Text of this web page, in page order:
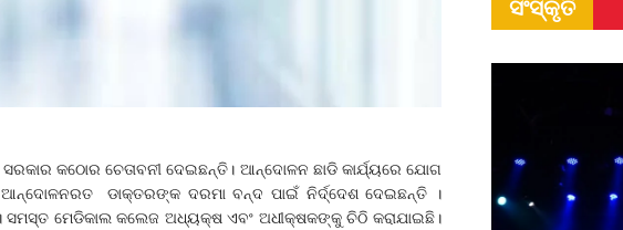
କଠୋର ଚେତାବନୀ ଦେଇଛନ୍ତି। ଆନ୍ଦୋଳନ ଛାଡି କାର୍ଯ୍ୟରେ ଯୋଗ
ଆନ୍ଦୋଳନରତ ଡାକ୍ତରଙ୍କ ଦରମା ବନ୍ଦ ପାଇଁ ନିର୍ଦ୍ଦେଶ ଦେଇଛନ୍ତି ।
ସମସ୍ତ ମେଡିକାଲ କଲେଜ ଅଧ୍ୟକ୍ଷ ଏବଂ ଅଧୀକ୍ଷକଙ୍କୁ ଚିଠି କରାଯାଇଛି।
ସଂସ୍କୃତି